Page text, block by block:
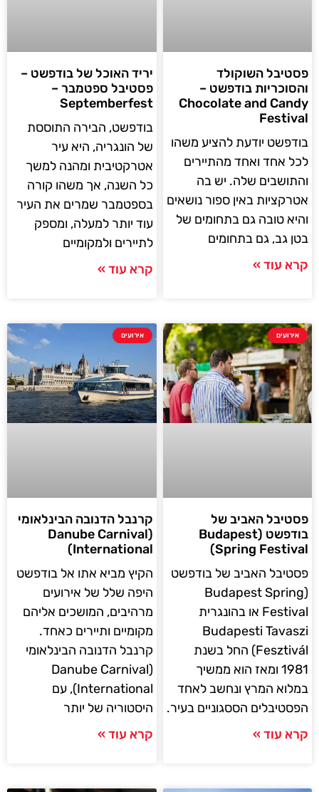
פסטיבל השוקולד
והסוכריות בודפשט –
Chocolate and Candy
Festival
בודפשט יודעת להציע משהו
לכל אחד ואחד מהתיירים
והתושבים שלה. יש בה
אטרקציות באין ספור נושאים
והיא טובה גם בתחומים של
בטן גב, גם בתחומים
קרא עוד »
יריד האוכל של בודפשט –
פסטיבל ספטמבר –
Septemberfest
בודפשט, הבירה התוססת
של הונגריה, היא עיר
אטרקטיבית ומהנה למשך
כל השנה, אך משהו קורה
בספטמבר שמרים את העיר
עוד יותר למעלה, ומספק
לתיירים ולמקומיים
קרא עוד »
אירועים
פסטיבל האביב של
בודפשט (Budapest
Spring Festival)
פסטיבל האביב של בודפשט
(Budapest Spring
Festival או בהונגרית
Budapesti Tavaszi
Fesztivál) החל בשנת
1981 ומאז הוא ממשיך
במלוא המרץ ונחשב לאחד
הפסטיבלים הססגוניים בעיר.
קרא עוד »
אירועים
קרנבל הדנובה הבינלאומי
(Danube Carnival
International)
הקיץ מביא אתו אל בודפשט
היפה שלל של אירועים
מרהיבים, המושכים אליהם
מקומיים ותיירים כאחד.
קרנבל הדנובה הבינלאומי
(Danube Carnival
International), עם
היסטוריה של יותר
קרא עוד »